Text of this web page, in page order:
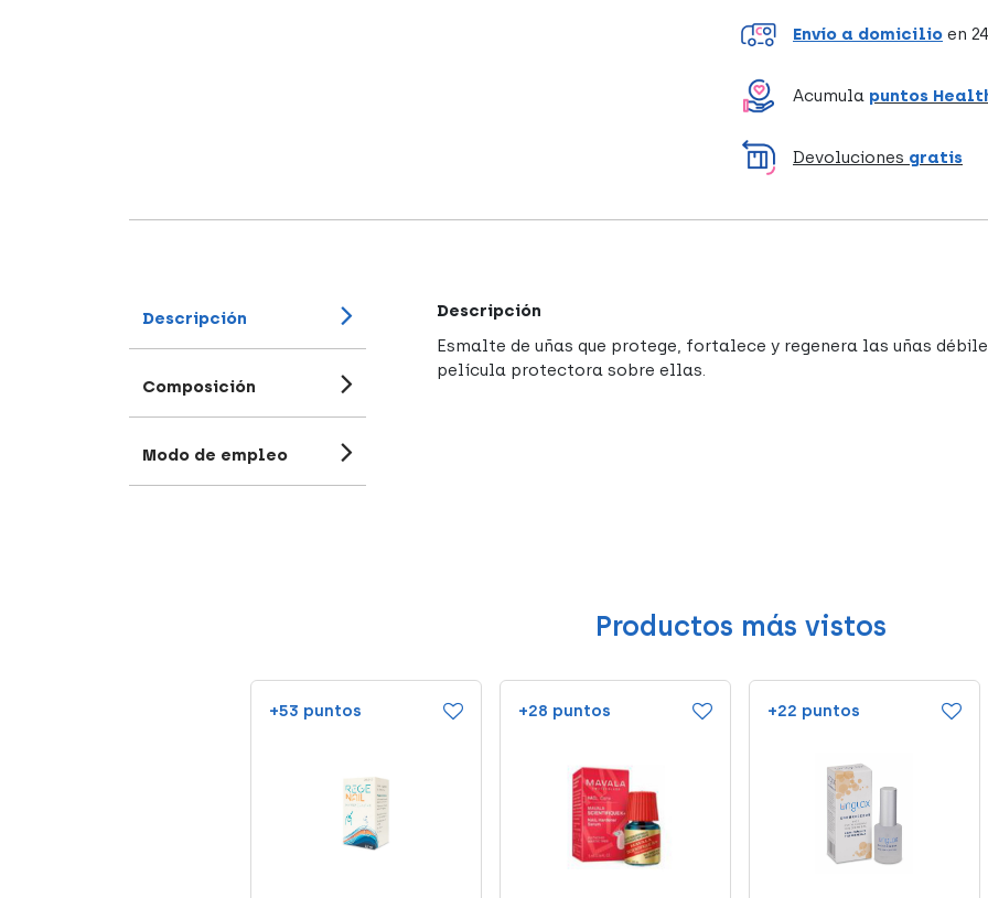
Envío a domicilio en
Acumula puntos
Devoluciones gratis
Descripción
Composición
Modo de empleo
Descripción
Esmalte de uñas que protege, fortalece y regenera las uñas
película protectora sobre ellas.
Productos más vistos
+53 puntos +28 puntos +22 puntos